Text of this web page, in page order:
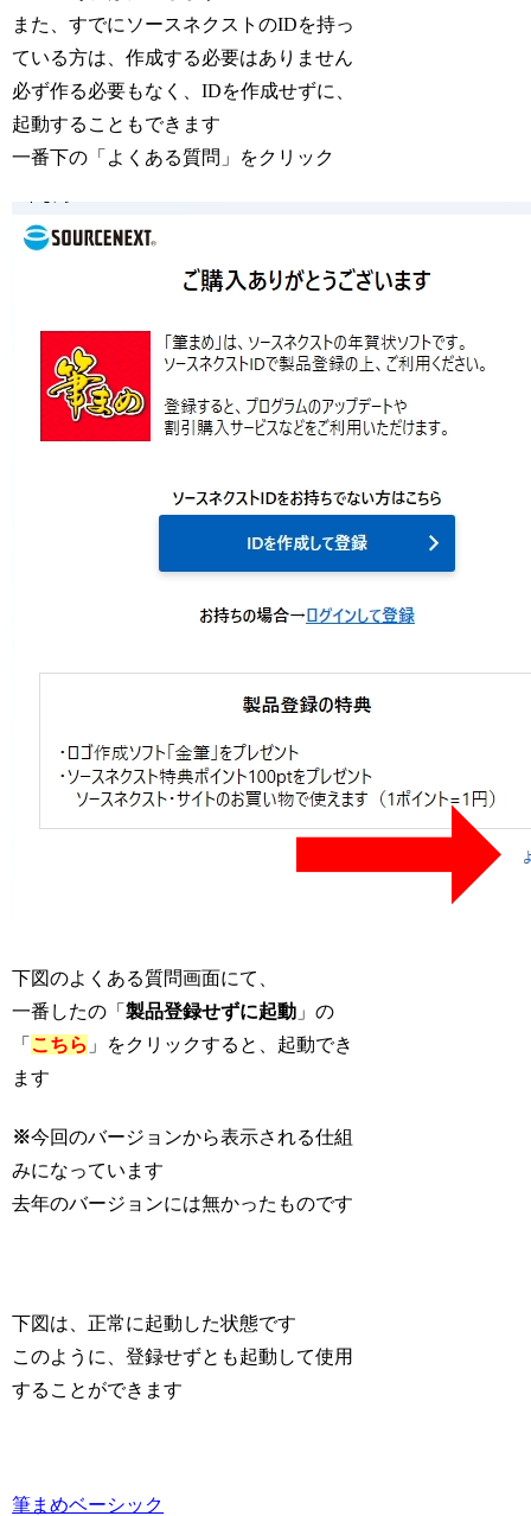
また、すでにソースネクストのIDを持っ
ている方は、作成する必要はありません
必ず作る必要もなく、IDを作成せずに、
起動することもできます
一番下の「よくある質問」をクリック
下図のよくある質問画面にて、
一番したの「製品登録せずに起動 」の
「 こちら 」をクリックすると、起動でき
ます
※今回のバージョンから表示される仕組
みになっています
去年のバージョンには無かったものです
下図は、正常に起動した状態です
このように、登録せずとも起動して使用
することができます
筆まめベーシック